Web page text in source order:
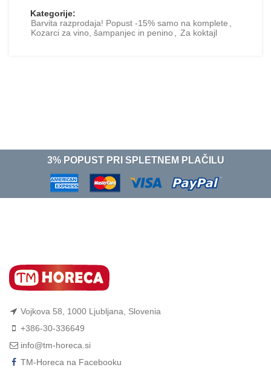
Kategorije:
Barvita razprodaja! Popust -15% samo na komplete
Kozarci za vino, šampanjec in penino
Za koktajl
3% POPUST PRI SPLETNEM PLAČILU
Vojkova 58, 1000 Ljubljana, Slovenia
+386-30-336649
info@tm-horeca.si
TM-Horeca na Facebooku